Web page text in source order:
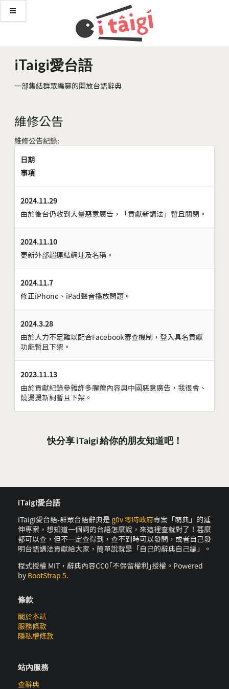
iTaigi愛台語
一部集結群眾編纂的開放台語辭典
維修公告
維修公告紀錄:
日期
事項
2024.11.29
由於後台仍收到大量惡意廣告，「貢獻新講法」暫且關閉。
2024.11.10
更新外部超連結網址及名稱。
2024.11.7
修正iPhone、iPad聲音播放問題。
2024.3.28
由於人力不足難以配合Facebook審查機制，登入具名貢獻
功能暫且下架。
2023.11.13
由於貢獻紀錄參雜許多腥羶內容與中國惡意廣告，我很會、
燒燙燙新詞暫且下架。
快分享 iTaigi 給你的朋友知道吧！
iTaigi愛台語
iTaigi愛台語-群眾台語辭典是 g0v 零時政府專案「萌典」的延
伸專案，想知道一個詞的台語怎麼說，來這裡查就對了！甚麼
都可以查，但不一定查得到，查不到時可以發問，或者自己發
明台語講法貢獻給大家，簡單說就是「自己的辭典自己編」。
程式授權 MIT，辭典內容CC0｢不保留權利｣授權。Powered
by BootStrap 5.
條款
關於本站
服務條款
隱私權條款
站內服務
查辭典